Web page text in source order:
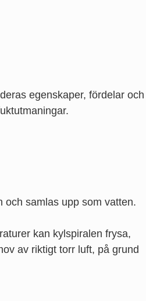
egenskaper, fördelar och
och samlas upp som vatten.
kan kylspiralen frysa,
av riktigt torr luft, på grund